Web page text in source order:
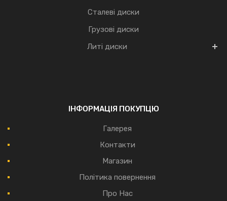
Сталеві диски
Грузові диски
Литі диски
ІНФОРМАЦІЯ ПОКУПЦЮ
Галерея
Контакти
Магазин
Політика повернення
Про Нас